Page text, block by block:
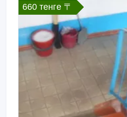
660 тенге 〒